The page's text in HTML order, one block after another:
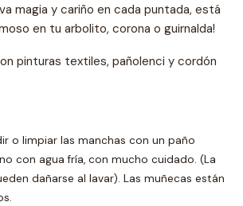
magia y cariño en cada puntada, está
en tu arbolito, corona o guirnalda!
pinturas textiles, pañolenci y cordón
o limpiar las manchas con un paño
con agua fría, con mucho cuidado. (La
dañarse al lavar). Las muñecas están